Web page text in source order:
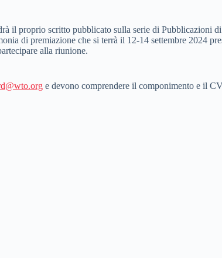
il proprio scritto pubblicato sulla serie di Pubblicazioni
di premiazione che si terrà il 12-14 settembre 2024
alla riunione.
e devono comprendere il componimento e il